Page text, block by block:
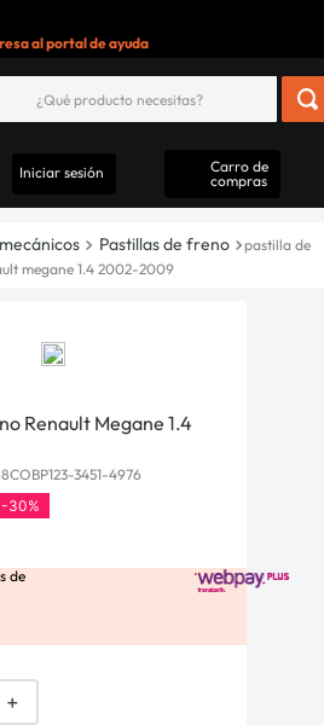
al portal de ayuda
Iniciar sesión
Carro de
compras
Pastillas de freno
pastilla de
megane 1.4 2002-2009
Renault Megane 1.4
3451-4976
-30%
de
＋